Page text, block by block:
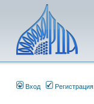
Вход Регистрация